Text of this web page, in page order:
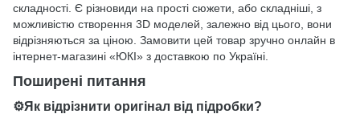
складності. Є різновиди на прості сюжети, або складніші, з
можливістю створення 3D моделей, залежно від цього, вони
відрізняються за ціною. Замовити цей товар зручно онлайн в
інтернет-магазині «ЮКІ» з доставкою по Україні.
Поширені питання
⚙️Як відрізнити оригінал від підробки?